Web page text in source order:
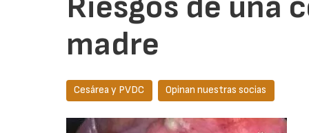
madre
Cesárea y PVDC Opinan nuestras socias